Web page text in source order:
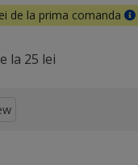
de la prima comanda
la 25 lei